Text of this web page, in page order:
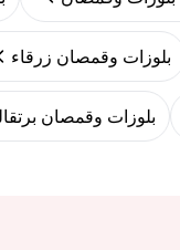
بلوزات وقمصان زرقاء
بلوزات وقمصان